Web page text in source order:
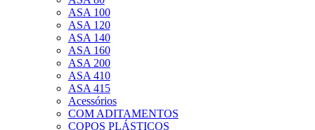
ASA 100
ASA 120
ASA 140
ASA 160
ASA 200
ASA 410
ASA 415
Acessórios
COM ADITAMENTOS
COPOS PLÁSTICOS